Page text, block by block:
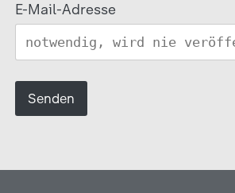
E-Mail-Adresse